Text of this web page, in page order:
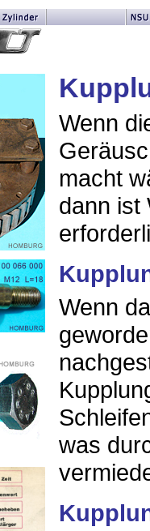
Wenn
macht
dann ist
Wenn
was